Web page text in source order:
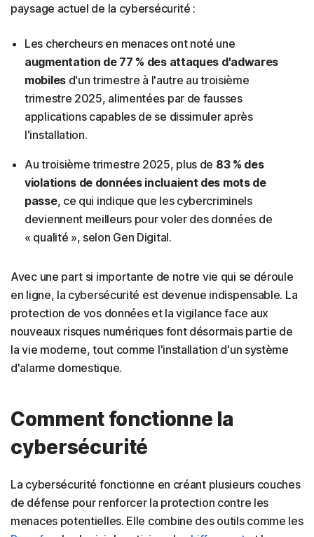
paysage actuel de la cybersécurité :
Les chercheurs en menaces ont noté une
augmentation de 77 % des attaques d'adwares
mobilesd'un trimestre à l'autre au troisième
trimestre 2025, alimentées par de fausses
applications capables de se dissimuler après
l'installation.
Au troisième trimestre 2025, plus de 83 % des
violations de données incluaient des mots de
passe, ce qui indique que les cybercriminels
deviennent meilleurs pour voler des données de
« qualité », selon Gen Digital.
Avec une part si importante de notre vie qui se déroule
en ligne, la cybersécurité est devenue indispensable. La
protection de vos données et la vigilance face aux
nouveaux risques numériques font désormais partie de
la vie moderne, tout comme l'installation d'un système
d'alarme domestique.
Comment fonctionne la
cybersécurité
La cybersécurité fonctionne en créant plusieurs couches
de défense pour renforcer la protection contre les
menaces potentielles. Elle combine des outils comme les